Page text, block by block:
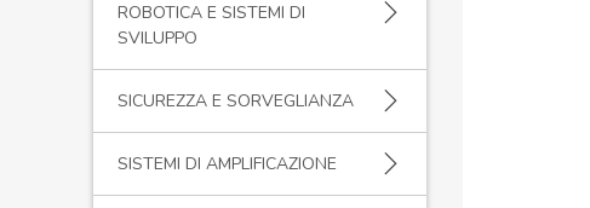
ROBOTICA E SISTEMI DI
SVILUPPO
SICUREZZA E SORVEGLIANZA
SISTEMI DI AMPLIFICAZIONE